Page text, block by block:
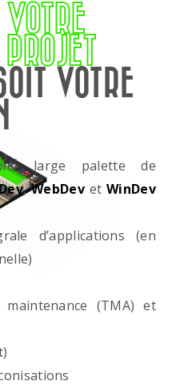
VOTRE
PROJET
VOTRE
large palette de
,WebDevet WinDev
d’applications (en
(TMA) et